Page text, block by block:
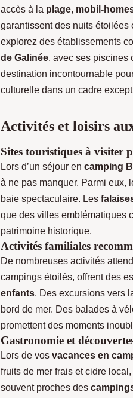
accès à la plage, mobil-
garantissent des nuits
explorez des établissements
de Galinée, avec ses piscines
destination incontournable
culturelle dans un cadre
Activités et loisirs
Sites touristiques à visiter
Lors d’un séjour en camping
à ne pas manquer. Parmi eux,
baie spectaculaire. Les
que des villes emblématiques
patrimoine historique.
Activités familiales
De nombreuses activités
campings étoilés, offrent des
enfants. Des excursions vers
bord de mer. Des balades à
promettent des moments
Gastronomie et
Lors de vos vacances en
fruits de mer frais et cidre
souvent proches des